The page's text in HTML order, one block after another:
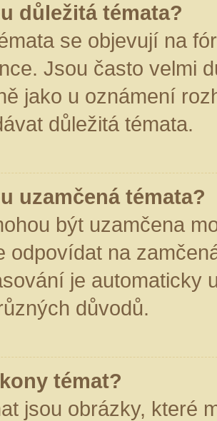
důležitá témata?
se objevují na
Jsou často velmi
jako u oznámení
důležitá témata.
uzamčená témata?
být uzamčena
odpovídat na
je automaticky
důvodů.
témat?
jsou obrázky, které